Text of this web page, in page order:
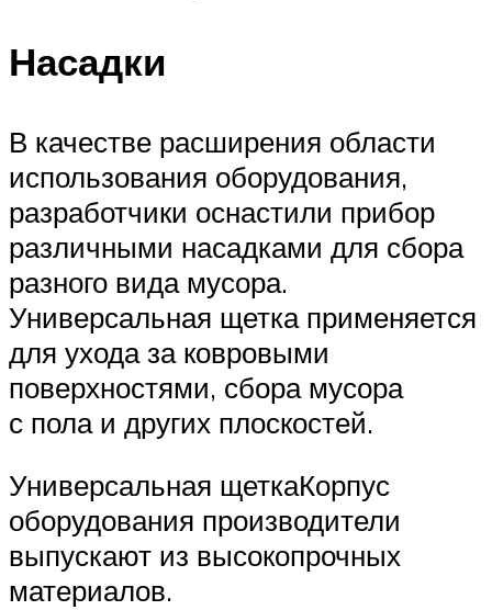
Насадки
В качестве расширения области
использования оборудования,
разработчики оснастили прибор
различными насадками для сбора
разного вида мусора.
Универсальная щетка применяется
для ухода за ковровыми
поверхностями, сбора мусора
с пола и других плоскостей.
Универсальная щеткаКорпус
оборудования производители
выпускают из высокопрочных
материалов.